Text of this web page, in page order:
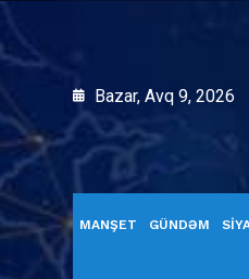
Bazar, Avq 9, 2026
MANŞET GÜNDƏM